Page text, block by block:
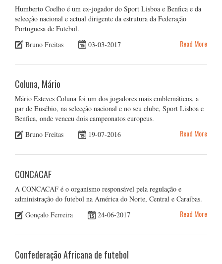
Humberto Coelho é um ex-jogador do Sport Lisboa e Benfica e da
selecção nacional e actual dirigente da estrutura da Federação
Portuguesa de Futebol.
Bruno Freitas
03-03-2017 Read More
Coluna, Mário
Mário Esteves Coluna foi um dos jogadores mais emblemáticos, a
par de Eusébio, na selecção nacional e no seu clube, Sport Lisboa e
Benfica, onde venceu dois campeonatos europeus.
Bruno Freitas
19-07-2016 Read More
CONCACAF
A CONCACAF é o organismo responsável pela regulação e
administração do futebol na América do Norte, Central e Caraíbas.
Gonçalo Ferreira
24-06-2017 Read More
Confederação Africana de futebol